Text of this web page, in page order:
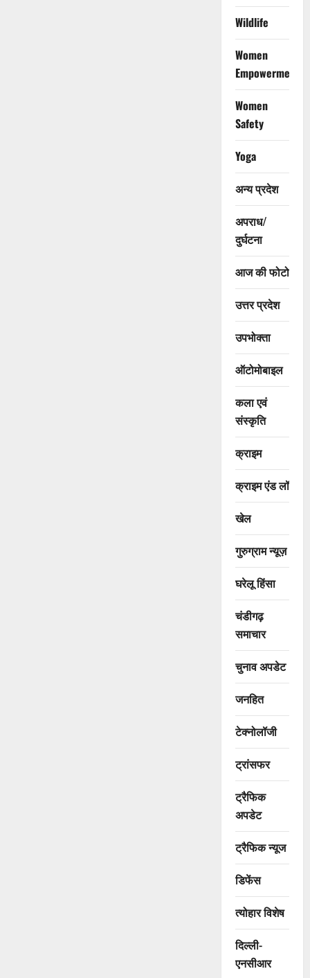
Wildlife
Women
Empowerment
Women
Safety
Yoga
अन्य प्रदेश
अपराध/
दुर्घटना
आज की फोटो
उत्तर प्रदेश
उपभोक्ता
ऑटोमोबाइल
कला एवं
संस्कृति
क्राइम
क्राइम एंड लॉ
खेल
गुरुग्राम न्यूज़
घरेलू हिंसा
चंडीगढ़
समाचार
चुनाव अपडेट
जनहित
टेक्नोलॉजी
ट्रांसफर
ट्रैफिक
अपडेट
ट्रैफिक न्यूज
डिफेंस
त्योहार विशेष
दिल्ली-
एनसीआर